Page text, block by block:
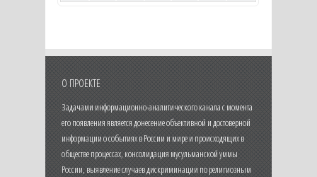
О ПРОЕКТЕ
Задачами информационно-аналитического канала с момента
его появления является донесение объективной и достоверной
информации о событиях в России и мире и происходящих в
обществе процессах, консолидация мусульманской уммы
России, выявление случаев дискриминации по религиозным